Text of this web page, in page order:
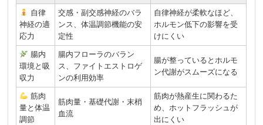
自律
神経の適
応力
交感・副交感神経のバラ
ンス、体温調節機能の安
定性
自律神経が柔軟なほど、
ホルモン低下の影響を受
けにくい
腸内
環境と吸
収力
腸内フローラのバラン
ス、ファイトエストロゲ
ンの利用効率
腸が整っているとホルモ
ン代謝がスムーズになる
筋肉
量と体温
調節
筋肉量・基礎代謝・末梢
血流
筋肉が熱産生に関わるた
め、ホットフラッシュが
出にくい